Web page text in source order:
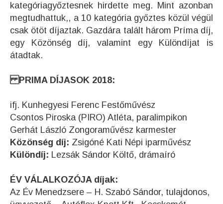
kategóriagyőztesnek hirdette meg. Mint azonban
megtudhattuk,, a 10 kategória győztes közül végül
csak ötöt díjaztak. Gazdára talált három Príma díj,
egy Közönség díj, valamint egy Különdíjat is
átadtak.
PRIMA DÍJASOK 2018:
ifj. Kunhegyesi Ferenc Festőművész
Csontos Piroska (PIRO) Atléta, paralimpikon
Gerhát László Zongoraművész karmester
Közönség díj: Zsigóné Kati Népi iparművész
Különdíj: Lezsák Sándor Költő, drámaíró
ÉV VÁLALKOZÓJA díjak:
Az Év Menedzsere – H. Szabó Sándor, tulajdonos,